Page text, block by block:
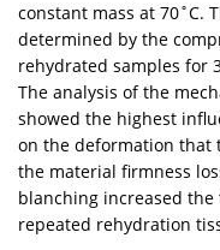
constant mass at 70˚C.
determined by the
rehydrated samples for
The analysis of the
showed the highest
on the deformation that
the material firmness
blanching increased
repeated rehydration